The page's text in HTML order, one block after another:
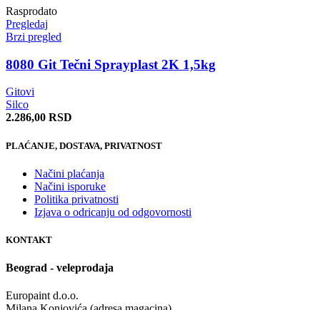
Rasprodato
Pregledaj
Brzi pregled
8080 Git Tečni Sprayplast 2K 1,5kg
Gitovi
Silco
2.286,00 RSD
PLAĆANJE, DOSTAVA, PRIVATNOST
Načini plaćanja
Načini isporuke
Politika privatnosti
Izjava o odricanju od odgovornosti
KONTAKT
Beograd - veleprodaja
Europaint d.o.o.